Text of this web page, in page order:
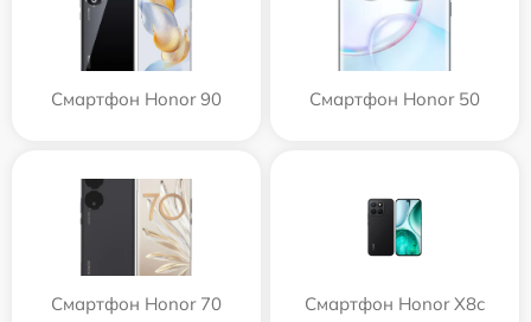
Смартфон Honor 90 Смартфон Honor 50
Смартфон Honor 70 Смартфон Honor X8c